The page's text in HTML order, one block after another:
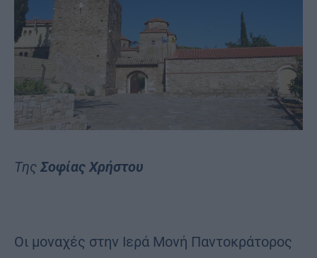
Της Σοφίας Χρήστου
Οι μοναχές στην Ιερά Μονή Παντοκράτορος